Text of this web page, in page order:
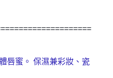
唇蜜。 保濕兼彩妝、瓷